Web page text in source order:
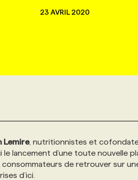
23 AVRIL 2020
Lemire, nutritionnistes et
le lancement d’une toute nouvelle
de retrouver sur
d’ici.